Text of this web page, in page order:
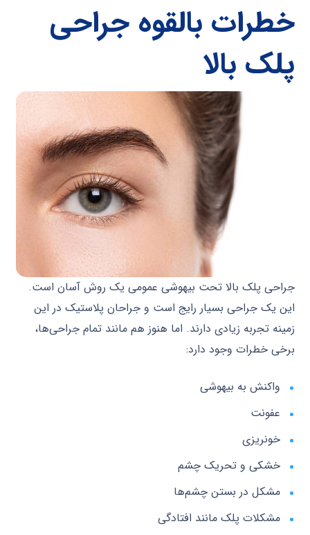
خطرات بالقوه جراحی
پلک بالا
جراحی پلک بالا تحت بیهوشی عمومی یک روش آسان است.
این یک جراحی بسیار رایج است و جراحان پلاستیک در این
زمینه تجربه زیادی دارند. اما هنوز هم مانند تمام جراحی‌ها،
برخی خطرات وجود دارد:
واکنش به بیهوشی
عفونت
خونریزی
خشکی و تحریک چشم
مشکل در بستن چشم‌ها
مشکلات پلک مانند افتادگی